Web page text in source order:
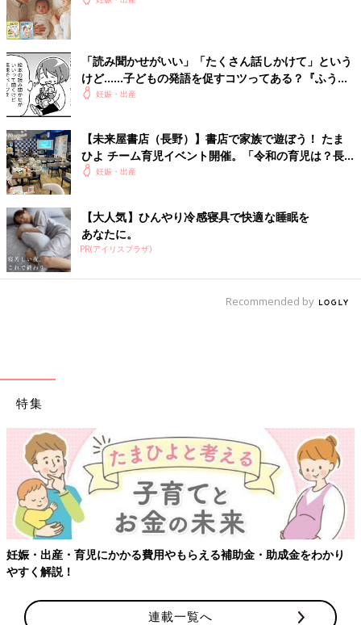
「読み聞かせがいい」「たくさん話しかけて」という
けど……子どもの発語を促すコツってある？『ふうふ
う子育て ＃64』
妊娠・出産
【未来屋書店（長野）】書店で家族で遊ぼう！ たま
ひよ チーム育児イベント開催。「令和の育児は？長
野県の場合は？」トークも。
妊娠・出産
【大人気】ひんやり冷感寝具で快適な睡眠を
あなたに。
PR(アイリスプラザ)
Recommended by
特集
娠・出産・育児にかかる費用やもらえる補助金・助成金をわかり
すく解説！
連載一覧へ